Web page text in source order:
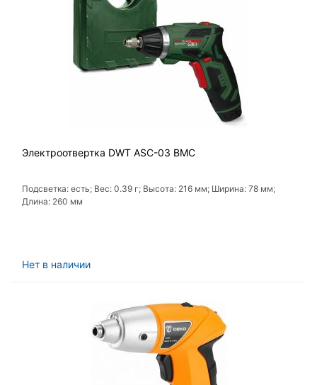
Электроотвертка DWT ASC-03 BMC
Подсветка: есть; Вес: 0.39 г; Высота: 216 мм; Ширина: 78 мм;
Длина: 260 мм
Нет в наличии